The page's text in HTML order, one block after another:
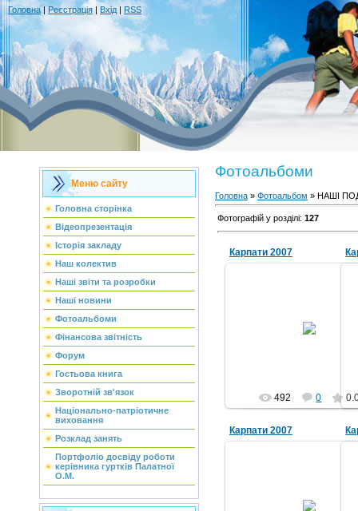
Головна|Реєстрація | Вхід | RSS
Меню сайту
Головна сторінка
Відеопрезентація
Історія закладу
Наш колектив
Наші звіти та розробки
Наші новини
Фотоальбоми
Фінансова звітність
Форум
Гостьова книга
Зворотній зв'язок
Національно-патріотичне
виховання
Розклад занять
Портфоліо досвіду роботи
керівника гуртків Палатної
О.М.
Фотоальбоми
Головна » Фотоальбом » НАШІ
Фотографій у розділі: 127
Карпати 2007
492 0
Карпати 2007